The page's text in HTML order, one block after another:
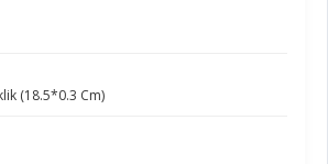
(18.5*0.3 Cm)